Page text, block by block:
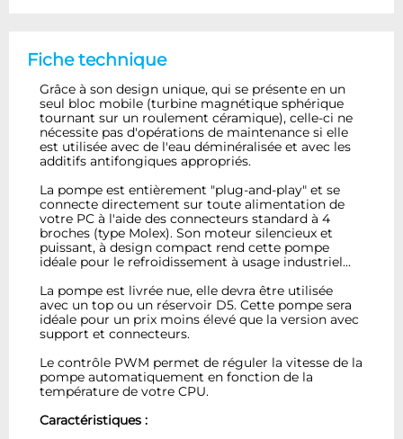
Fiche technique
Grâce à son design unique, qui se présente en un
seul bloc mobile (turbine magnétique sphérique
tournant sur un roulement céramique), celle-ci ne
nécessite pas d'opérations de maintenance si elle
est utilisée avec de l'eau déminéralisée et avec les
additifs antifongiques appropriés.
La pompe est entièrement "plug-and-play" et se
connecte directement sur toute alimentation de
votre PC à l'aide des connecteurs standard à 4
broches (type Molex). Son moteur silencieux et
puissant, à design compact rend cette pompe
idéale pour le refroidissement à usage industriel...
La pompe est livrée nue, elle devra être utilisée
avec un top ou un réservoir D5. Cette pompe sera
idéale pour un prix moins élevé que la version avec
support et connecteurs.
Le contrôle PWM permet de réguler la vitesse de la
pompe automatiquement en fonction de la
température de votre CPU.
Caractéristiques :